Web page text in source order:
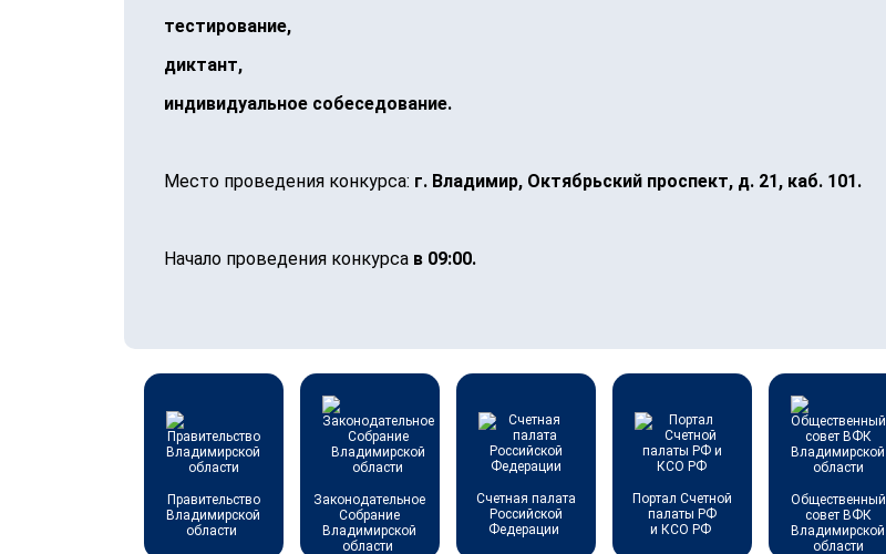
тестирование,
диктант,
индивидуальное собеседование.
Место проведения конкурса: г. Владимир, Октябрьский проспект, д. 21, каб. 101.
Начало проведения конкурса в 09:00.
Правительство
Владимирской
области
Законодательное
Собрание
Владимирской
области
Счетная палата
Российской
Федерации
Портал Счетной
палаты РФ
и КСО РФ
Общественный
совет ВФК
Владимирской
области